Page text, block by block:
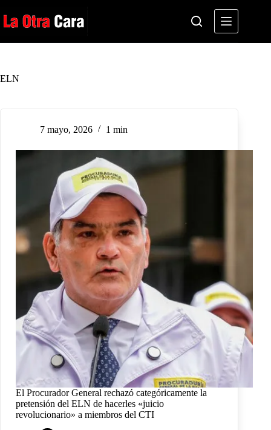
al
contenido
ELN
7 mayo, 2026 1 min
El Procurador General rechazó categóricamente la
pretensión del ELN de hacerles «juicio
revolucionario» a miembros del CTI